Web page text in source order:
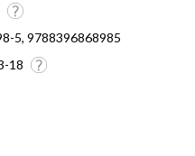
5, 9788396868985
18